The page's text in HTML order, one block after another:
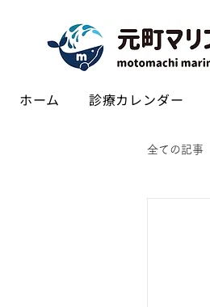
ホーム 診療カレンダー
全ての記事